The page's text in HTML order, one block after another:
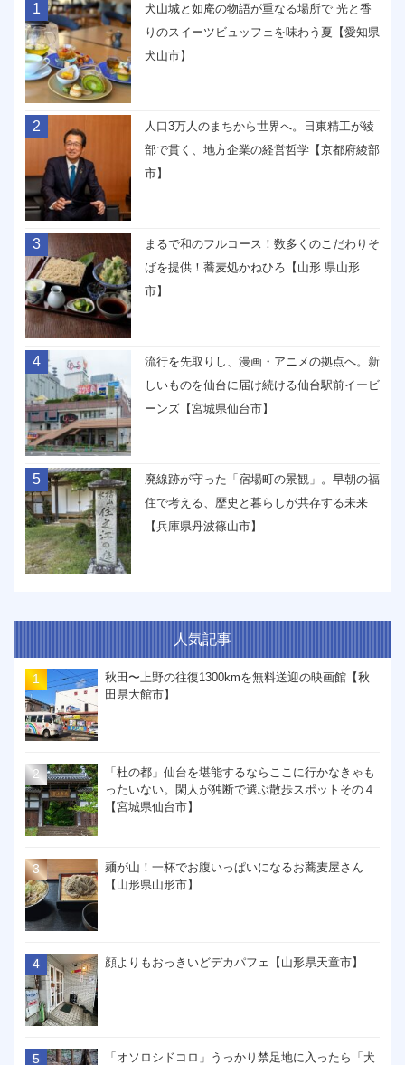
1
犬山城と如庵の物語が重なる場所で 光と香
りのスイーツビュッフェを味わう夏【愛知県
犬山市】
2
人口3万人のまちから世界へ。日東精工が綾
部で貫く、地方企業の経営哲学【京都府綾部
市】
3
まるで和のフルコース！数多くのこだわりそ
ばを提供！蕎麦処かねひろ【山形 県山形
市】
4
流行を先取りし、漫画・アニメの拠点へ。新
しいものを仙台に届け続ける仙台駅前イービ
ーンズ【宮城県仙台市】
5
廃線跡が守った「宿場町の景観」。早朝の福
住で考える、歴史と暮らしが共存する未来
【兵庫県丹波篠山市】
人気記事
秋田〜上野の往復1300kmを無料送迎の映画館【秋
田県大館市】
「杜の都」仙台を堪能するならここに行かなきゃも
ったいない。閑人が独断で選ぶ散歩スポットその４
【宮城県仙台市】
麺が山！一杯でお腹いっぱいになるお蕎麦屋さん
【山形県山形市】
顔よりもおっきいどデカパフェ【山形県天童市】
「オソロシドコロ」うっかり禁足地に入ったら「犬